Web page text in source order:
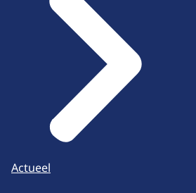
Actueel